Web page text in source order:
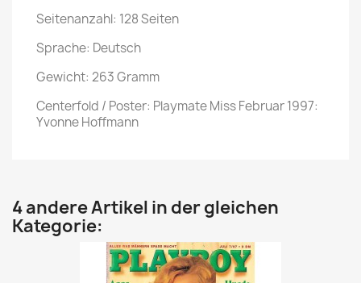
Seitenanzahl: 128 Seiten
Sprache: Deutsch
Gewicht: 263 Gramm
Centerfold / Poster: Playmate Miss Februar 1997:
Yvonne Hoffmann
4 andere Artikel in der gleichen
Kategorie: